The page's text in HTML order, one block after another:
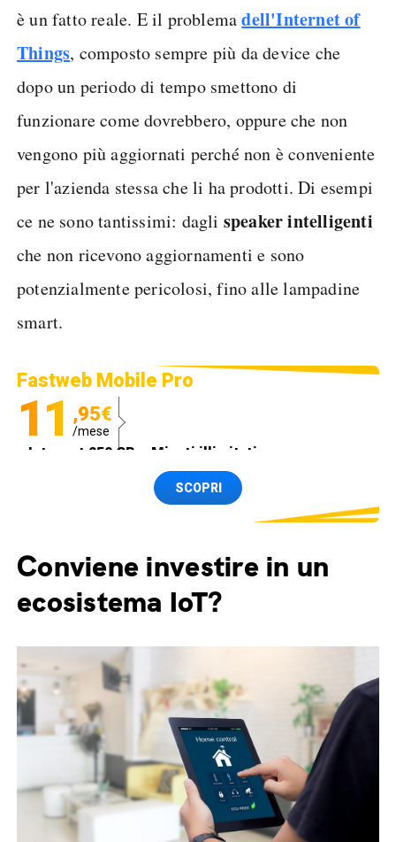
è un fatto reale. E il problemadell'Internet of
Things, composto sempre più da device che
dopo un periodo di tempo smettono di
funzionare come dovrebbero, oppure che non
vengono più aggiornati perché non è conveniente
per l'azienda stessa che li ha prodotti. Di esempi
ce ne sono tantissimi: dagli speaker intelligenti
che non ricevono aggiornamenti e sono
potenzialmente pericolosi, fino alle lampadine
smart.
Fastweb Mobile Pro
11 ,95€
/mese
Internet 250 GB e Minuti illimitati
Spedizione SIM GRATISSCOPRI
Conviene investire in un
ecosistema IoT?